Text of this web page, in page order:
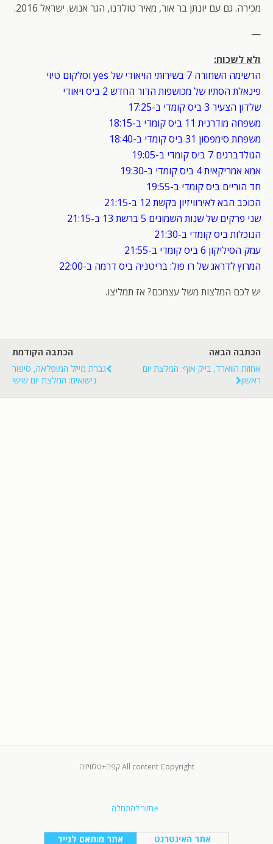
מכירה. גם עם יונתן בר אור, מאיר טולדנו, הגר אנוש. ישראל 2016.
—
ולא לשכוח:
הרשימה השחורה 7 בשירותי הויאודי של yes וסלקום טיוי
פינאלת הסתיו של מכושפות הדור החדש 2 ביס ויאודי
שלדון הצעיר 3 ביס קומדי ב-17:25
משפחה מודרנית 11 ביס קומדי ב-18:15
משפחת סימפסון 31 ביס קומדי ב-18:40
הגולדברגים 7 ביס קומדי ב-19:05
אמא אמריקאית 4 ביס קומדי ב-19:30
חד הוריים ביס קומדי ב-19:55
הכוכב הבא לאירוויזיון בקשת 12 ב-21:15
שני פרקים של שנות השמונים 5 ברשת 13 ב-21:15
הנוכלות ביס קומדי ב-21:30
עמק הסיליקון 6 ביס קומדי ב-21:55
המרוץ לדראג של רו פול: בריטניה ביס דרמה ב-22:00
יש לכם המלצות משל עצמכם? אז תמליצו.
הכתבה הקודמת
גברת מייזל המופלאה, סיפור
נישואים: המלצת יום שישי
הכתבה הבאה
אחוזת הווארד, בייק אוף: המלצת יום
ראשון
All content Copyright קפה+טלוויזיה
חזור להתחלה
אתר מותאם לנייד אתר האינטרנט